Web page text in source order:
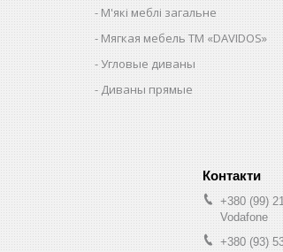
М'які меблі загальне
Мягкая мебель ТМ «DAVIDOS»
Угловые диваны
Диваны прямые
+380 (99)
Vodafone
+380 (93)